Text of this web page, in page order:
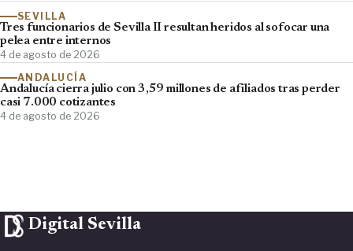
SEVILLA
Tres funcionarios de Sevilla II resultan heridos al sofocar una
pelea entre internos
4 de agosto de 2026
ANDALUCÍA
Andalucía cierra julio con 3,59 millones de afiliados tras perder
casi 7.000 cotizantes
4 de agosto de 2026
Digital Sevilla